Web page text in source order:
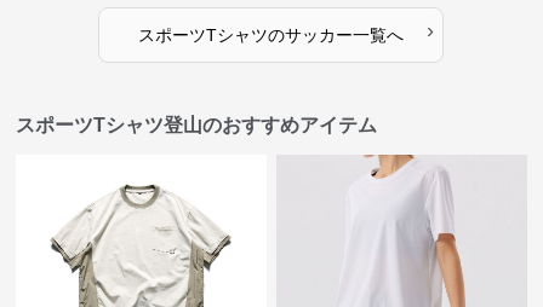
スポーツTシャツのサッカー一覧へ ›
スポーツTシャツ登山のおすすめアイテム